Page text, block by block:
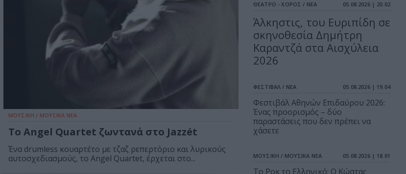
ΜΟΥΣΙΚΗ / ΜΟΥΣΙΚΑ ΝΕΑ
Το Angel Quartet ζωντανά στο Jazzét
Ένα drumless κουαρτέτο με τζαζ ρεπερτόριο και λυρικούς
αυτοσχεδιασμούς, το Angel Quartet, έρχεται στο...
ΘΕΑΤΡΟ - ΧΟΡΟΣ / ΝΕΑ 05.08.2026 | 20.02
Άλκηστις, του Ευριπίδη σε
σκηνοθεσία Δημήτρη
Καραντζά στα Αισχύλεια
2026
ΦΕΣΤΙΒΑΛ / ΝΕΑ 05.08.2026 | 19.04
Φεστιβάλ Αθηνών Επιδαύρου 2026:
Ένας προορισμός – δύο
παραστάσεις που δεν πρέπει να
χάσετε
ΜΟΥΣΙΚΗ / ΜΟΥΣΙΚΑ ΝΕΑ 05.08.2026 | 18.01
Το Ροκ το Ελληνικό: Ο Κώστας